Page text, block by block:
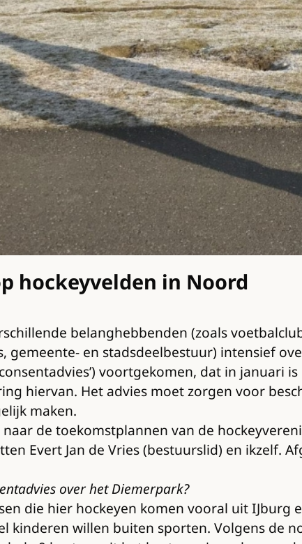
hockeyvelden in Noord
belanghebbenden (zoals
gemeente- en stadsdeelbestuur) intensief
voortgekomen, dat in
hiervan. Het advies moet zorgen voor
maken.
de toekomstplannen van de
Evert Jan de Vries (bestuurslid) en ikzelf.
over het Diemerpark?
die hier hockeyen komen vooral uit
kinderen willen buiten sporten. Volgens de